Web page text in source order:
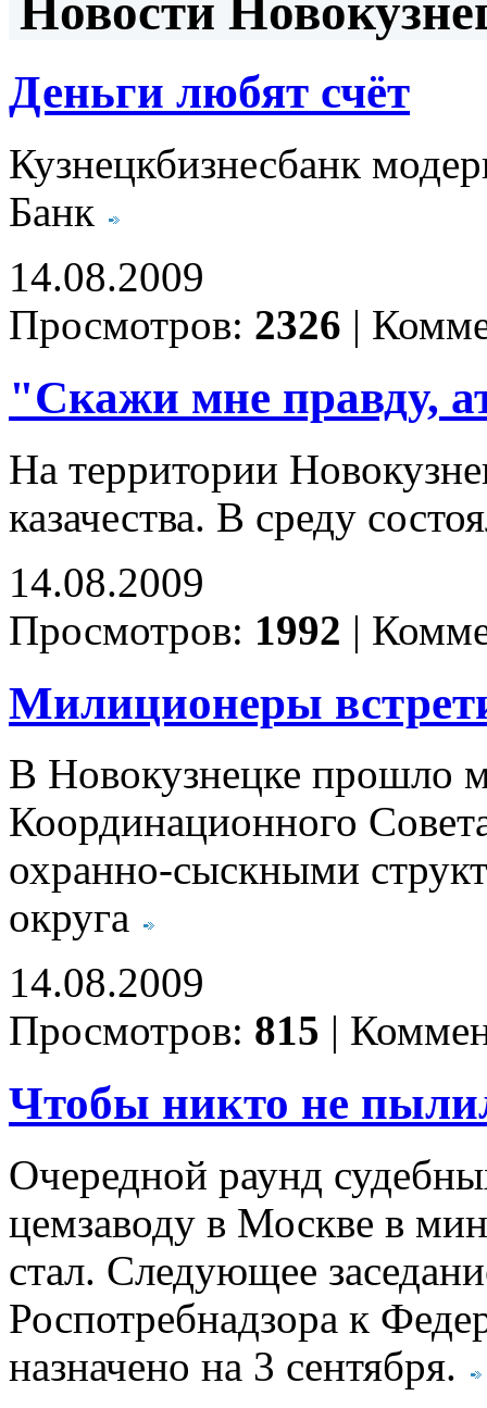
Новости
Деньги любят счёт
Кузнецкбизнесбанк
Банк
14.08.2009
Просмотров: 2326 |
"Скажи мне правду,
На территории
казачества. В среду
14.08.2009
Просмотров: 1992 |
Милиционеры
В Новокузнецке прошло
Координационного
охранно-сыскными
округа
14.08.2009
Просмотров: 815 |
Чтобы никто не
Очередной раунд
цемзаводу в Москве в
стал. Следующее
Роспотребнадзора к
назначено на 3 сентября.